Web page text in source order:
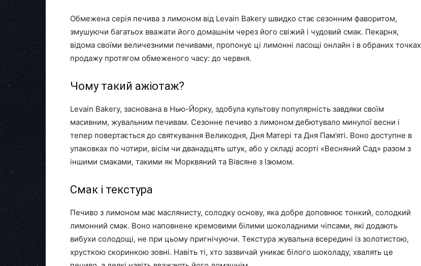
Обмежена серія печива з лимоном від Levain Bakery швидко стає сезонним фаворитом,
змушуючи багатьох вважати його домашнім через його свіжий і чудовий смак. Пекарня,
відома своїми величезними печивами, пропонує ці лимонні ласощі онлайн і в обраних точках
продажу протягом обмеженого часу: до червня.
Чому такий ажіотаж?
Levain Bakery, заснована в Нью-Йорку, здобула культову популярність завдяки своїм
масивним, жувальним печивам. Сезонне печиво з лимоном дебютувало минулої весни і
тепер повертається до святкування Великодня, Дня Матері та Дня Пам’яті. Воно доступне в
упаковках по чотири, вісім чи дванадцять штук, або у складі асорті «Весняний Сад» разом з
іншими смаками, такими як Морквяний та Вівсяне з Ізюмом.
Смак і текстура
Печиво з лимоном має маслянисту, солодку основу, яка добре доповнює тонкий, солодкий
лимонний смак. Воно наповнене кремовими білими шоколадними чіпсами, які додають
вибухи солодощі, не при цьому пригнічуючи. Текстура жувальна всередині із золотистою,
хрусткою скоринкою зовні. Навіть ті, хто зазвичай уникає білого шоколаду, хвалять це